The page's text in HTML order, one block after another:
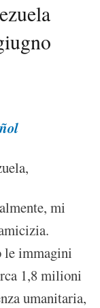
mi
le immagini
1,8 milioni
umanitaria,